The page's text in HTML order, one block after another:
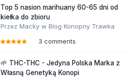
Top 5 nasion marihuany 60-65 dni od
kiełka do zbioru
Przez Macky w Blog Konopny Trawka
3 comments
🌱 THC-THC - Jedyna Polska Marka z
Własną Genetyką Konopi